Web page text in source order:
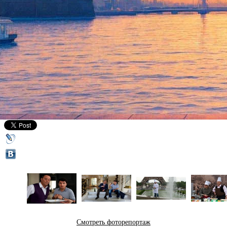
Шеф
10 мая 2012, четверг-07 июня 2012, четверг
Версия для печати
Все кино
широкий кинопрокат
Все кинотеатры
Смотреть фоторепортаж